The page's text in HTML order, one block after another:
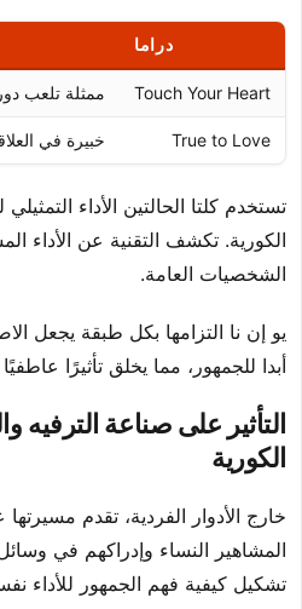
دراما
Touch Your Heart ممثلة تلعب
True to Love خبيرة في
تستخدم كلتا الحالتين الأداء
الكورية. تكشف التقنية عن الأداء
الشخصيات العامة.
يو إن نا التزامها بكل طبقة يجعل
أبدا للجمهور، مما يخلق تأثيرًا
التأثير على صناعة الترفيه
الكورية
خارج الأدوار الفردية، تقدم
المشاهير النساء وإدراكهم في وسائل
تشكيل كيفية فهم الجمهور للأداء